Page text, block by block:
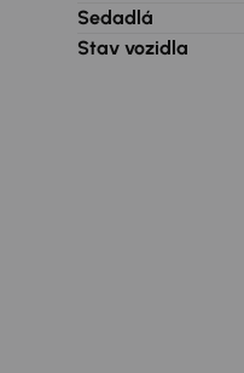
Sedadlá
Stav vozidla